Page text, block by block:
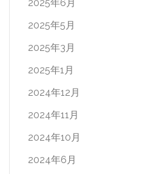
2025年6月
2025年5月
2025年3月
2025年1月
2024年12月
2024年11月
2024年10月
2024年6月